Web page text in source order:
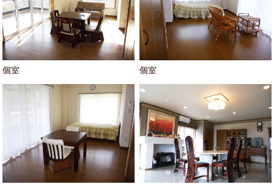
個室 個室